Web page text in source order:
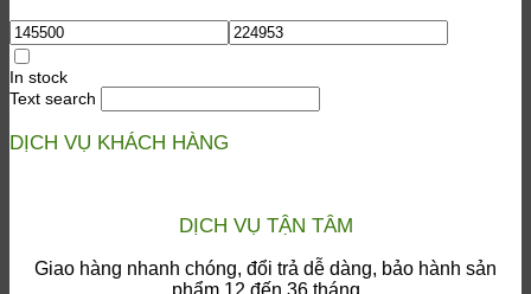
In stock
Text search
DỊCH VỤ KHÁCH HÀNG
DỊCH VỤ TẬN TÂM
Giao hàng nhanh chóng, đổi trả dễ dàng, bảo hành sản
phẩm 12 đến 36 tháng